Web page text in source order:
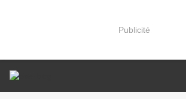
Publicité